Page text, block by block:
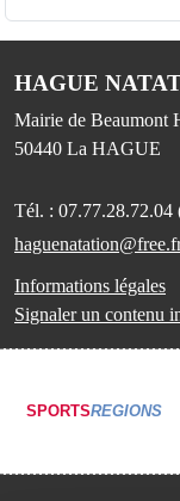
HAGUE
Mairie de
50440 La HAGUE
Tél. :
Informations légales
Signaler un contenu
SPORTSREGIONS